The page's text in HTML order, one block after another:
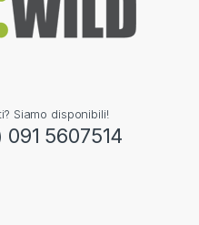
Siamo disponibili!
091 5607514